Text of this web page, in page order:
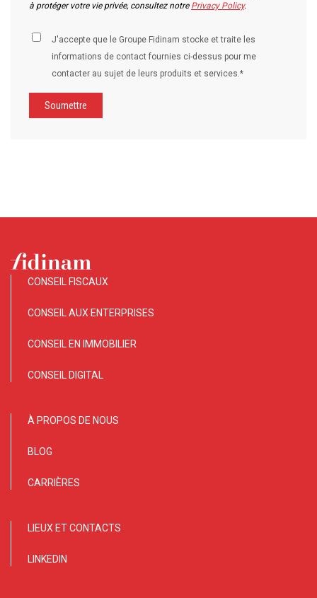
à protéger votre vie privée, consultez notre Privacy Policy.
J'accepte que le Groupe Fidinam stocke et traite les
informations de contact fournies ci-dessus pour me
contacter au sujet de leurs produits et services.*
CONSEIL FISCAUX
CONSEIL AUX ENTERPRISES
CONSEIL EN IMMOBILIER
CONSEIL DIGITAL
À PROPOS DE NOUS
BLOG
CARRIÈRES
LIEUX ET CONTACTS
LINKEDIN